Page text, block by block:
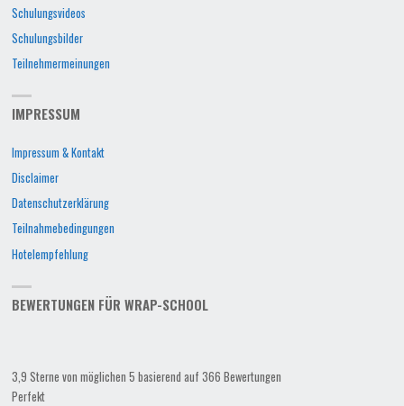
Schulungsvideos
Schulungsbilder
Teilnehmermeinungen
IMPRESSUM
Impressum & Kontakt
Disclaimer
Datenschutzerklärung
Teilnahmebedingungen
Hotelempfehlung
BEWERTUNGEN FÜR WRAP-SCHOOL
3,9 Sterne von möglichen 5 basierend auf 366 Bewertungen
Perfekt